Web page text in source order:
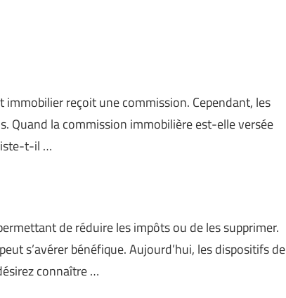
immobilier reçoit une commission. Cependant, les
Quand la commission immobilière est-elle versée
t-il …
de réduire les impôts ou de les supprimer.
s’avérer bénéfique. Aujourd’hui, les dispositifs de
connaître …